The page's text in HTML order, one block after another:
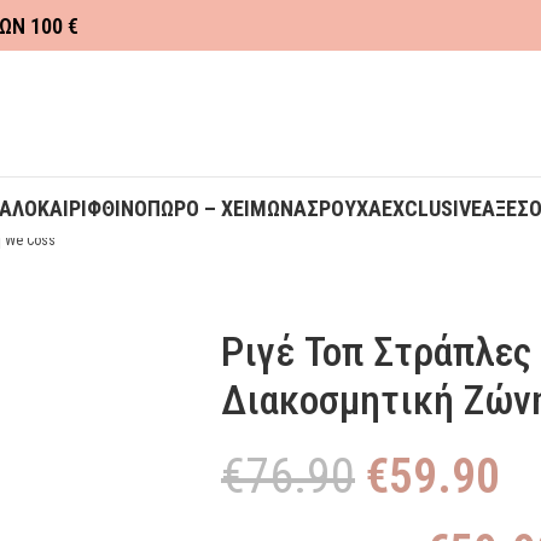
100 €
ΦΘΙΝΟΠΩΡΟ – ΧΕΙΜΩΝΑΣΡΟΥΧΑEXCLUSIVE
Coss
Ριγέ Τοπ
Διακοσμητική
€76.90 €59.90